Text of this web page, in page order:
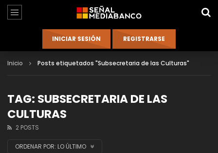
Inicio Posts etiquetados "Subsecretaria de las Culturas"
TAG: SUBSECRETARIA DE LAS
CULTURAS
2 POSTS
ORDENAR POR: LO ÚLTIMO